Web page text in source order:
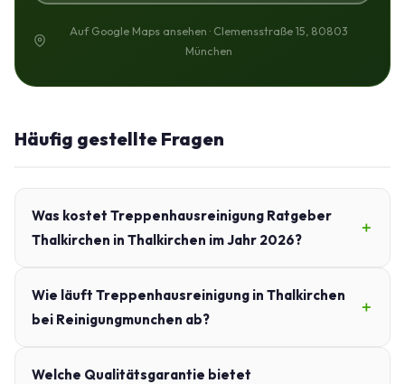
Auf Google Maps ansehen · Clemensstraße 15, 80803
München
Häufig gestellte Fragen
Was kostet Treppenhausreinigung Ratgeber
Thalkirchen in Thalkirchen im Jahr 2026?
Wie läuft Treppenhausreinigung in Thalkirchen
bei Reinigungmunchen ab?
Welche Qualitätsgarantie bietet